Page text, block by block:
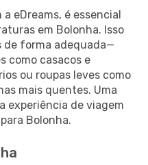
eDreams, é essencial
em Bolonha. Isso
de forma adequada—
como casacos e
ou roupas leves como
mais quentes. Uma
experiência de viagem
Bolonha.